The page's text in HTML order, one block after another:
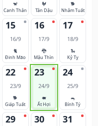
🐒
Canh Thân
🐓
Tân Dậu
🐕
Nhâm Tuất
15
16/9
🐈
Đinh Mão
16
17/9
🐉
Mậu Thìn
17
18/9
🐍
Kỷ Tỵ
22
23/9
🐕
Giáp Tuất
23
24/9
🐖
Ất Hợi
24
25/9
🐀
Bính Tý
29 30 31